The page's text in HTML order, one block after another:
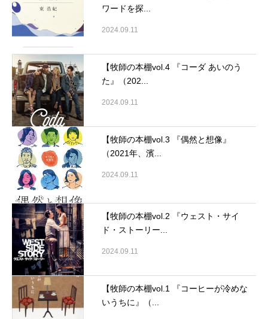
ワードを探...
2024.09.11
【牧師の本棚vol.4 『コーダ あいのう
た』（202...
2024.09.11
【牧師の本棚vol.3 『偶然と想像』
（2021年、濱...
2024.09.11
【牧師の本棚vol.2 『ウェスト・サイ
ド・ストーリー...
2024.09.11
【牧師の本棚vol.1 『コーヒーが冷めな
いうちに』（...